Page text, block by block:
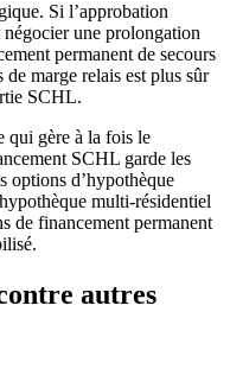
Si l’approbation
une prolongation
permanent de secours
marge relais est plus sûr
SCHL.
qui gère à la fois le
SCHL garde les
options d’hypothèque
multi-résidentiel
de financement permanent
autres